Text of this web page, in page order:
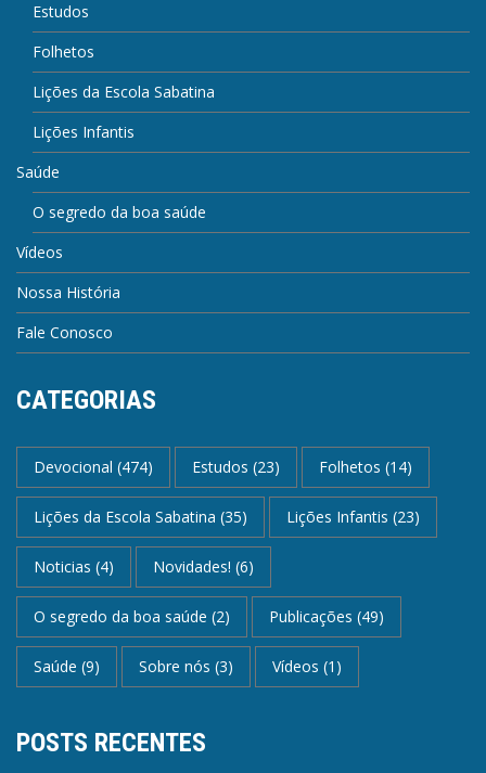
Estudos
Folhetos
Lições da Escola Sabatina
Lições Infantis
Saúde
O segredo da boa saúde
Vídeos
Nossa História
Fale Conosco
CATEGORIAS
Devocional (474) Estudos (23) Folhetos (14)
Lições da Escola Sabatina (35) Lições Infantis (23)
Noticias (4) Novidades! (6)
O segredo da boa saúde (2) Publicações (49)
Saúde (9) Sobre nós (3) Vídeos (1)
POSTS RECENTES